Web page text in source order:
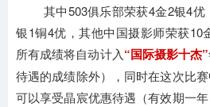
其中503俱乐部荣获4金2银4优
银1铜4优，其他中国摄影师荣获10
所有成绩将自动计入“国际摄影十杰”
待遇的成绩除外），同时在这次比
可以享受晶宸优惠待遇（有效期一